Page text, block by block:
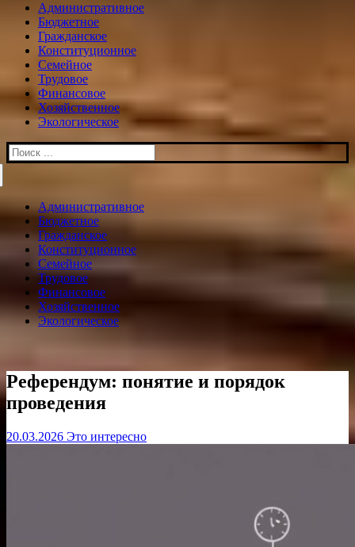
Административное
Бюджетное
Гражданское
Конституционное
Семейное
Трудовое
Финансовое
Хозяйственное
Экологическое
Искать:
Административное
Бюджетное
Гражданское
Конституционное
Семейное
Трудовое
Финансовое
Хозяйственное
Экологическое
Референдум: понятие и порядок
проведения
20.03.2026 Это интересно